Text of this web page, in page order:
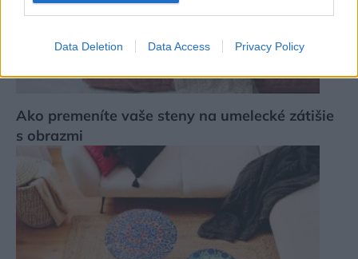
Data Deletion Data Access Privacy Policy
Ako premeníte vaše steny na umelecké zátišie
s obrazmi